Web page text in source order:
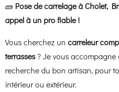
🧱 Pose de carrelage à Cholet,
appel à un pro fiable !
Vous cherchez un carreleur
terrasses? Je vous accompagne
recherche du bon artisan, pour
intérieur ou extérieur.